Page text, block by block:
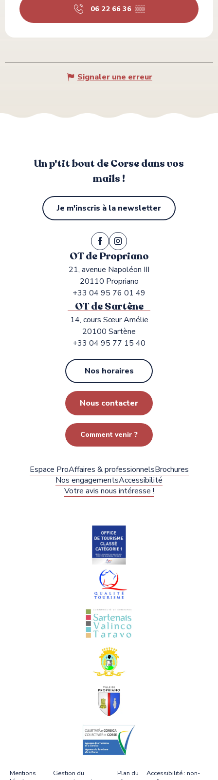
06 22 66 36 ▒▒
Signaler une erreur
Un p'tit bout de Corse dans vos
mails !
Je m'inscris à la newsletter
OT de Propriano
21, avenue Napoléon III
20110 Propriano
+33 04 95 76 01 49
OT de Sartène
14, cours Sœur Amélie
20100 Sartène
+33 04 95 77 15 40
Nos horaires
Nous contacter
Comment venir ?
Espace ProAffaires & professionnelsBrochures
Nos engagementsAccessibilité
Votre avis nous intéresse !
Mentions
Gestion du
Plan du
Accessibilité : non-